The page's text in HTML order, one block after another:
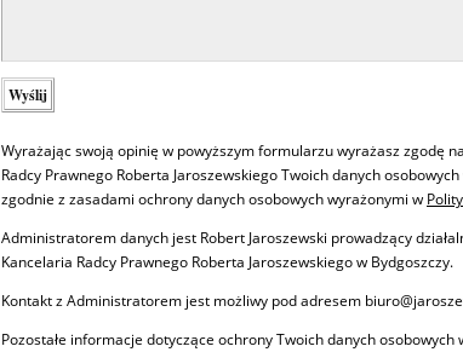
Wyrażając swoją opinię w powyższym formularzu wyrażasz zgodę
Radcy Prawnego Roberta Jaroszewskiego Twoich danych
zgodnie z zasadami ochrony danych osobowych wyrażonymi w
Administratorem danych jest Robert Jaroszewski prowadzący
Kancelaria Radcy Prawnego Roberta Jaroszewskiego w Bydgoszczy.
Kontakt z Administratorem jest możliwy pod adresem
Pozostałe informacje dotyczące ochrony Twoich danych